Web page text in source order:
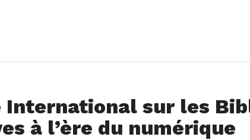
International sur les
à l’ère du numérique